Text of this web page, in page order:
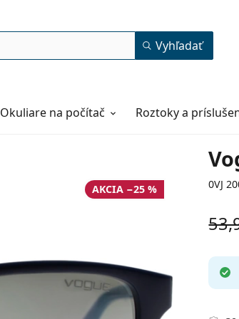
Vyhľadať
Okuliare na počítač Roztoky a
0VJ
AKCIA −25 %